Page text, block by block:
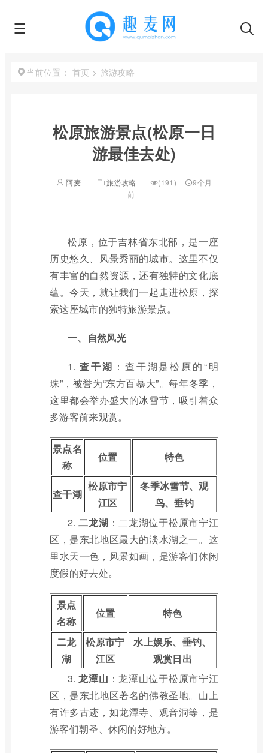
当前位置： 首页 > 旅游攻略
松原旅游景点(松原一日
游最佳去处)
阿麦 旅游攻略 (191)
9个月
前
松原，位于吉林省东北部，是一座
历史悠久、风景秀丽的城市。这里不仅
有丰富的自然资源，还有独特的文化底
蕴。今天，就让我们一起走进松原，探
索这座城市的独特旅游景点。
一、自然风光
1.查干湖 ：查干湖是松原的“明
珠”，被誉为“东方百慕大”。每年冬季，
这里都会举办盛大的冰雪节，吸引着众
多游客前来观赏。
景点名
称
位置 特色
查干湖
松原市宁
江区
冬季冰雪节、观
鸟、垂钓
2.二龙湖 ：二龙湖位于松原市宁江
区，是东北地区最大的淡水湖之一。这
里水天一色，风景如画，是游客们休闲
度假的好去处。
景点
名称
位置 特色
二龙
湖
松原市宁
江区
水上娱乐、垂钓、
观赏日出
3.龙潭山 ：龙潭山位于松原市宁江
区，是东北地区著名的佛教圣地。山上
有许多古迹，如龙潭寺、观音洞等，是
游客们朝圣、休闲的好地方。